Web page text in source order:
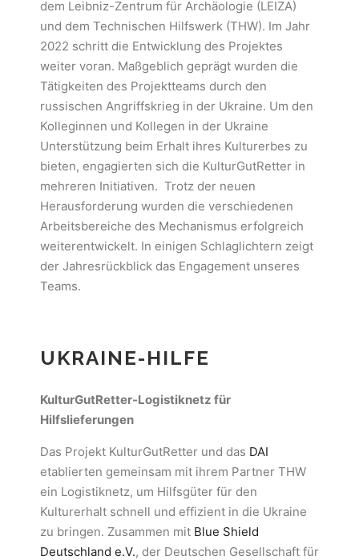
dem Leibniz-Zentrum für Archäologie (LEIZA)
und dem Technischen Hilfswerk (THW). Im Jahr
2022 schritt die Entwicklung des Projektes
weiter voran. Maßgeblich geprägt wurden die
Tätigkeiten des Projektteams durch den
russischen Angriffskrieg in der Ukraine. Um den
Kolleginnen und Kollegen in der Ukraine
Unterstützung beim Erhalt ihres Kulturerbes zu
bieten, engagierten sich die KulturGutRetter in
mehreren Initiativen. Trotz der neuen
Herausforderung wurden die verschiedenen
Arbeitsbereiche des Mechanismus erfolgreich
weiterentwickelt. In einigen Schlaglichtern zeigt
der Jahresrückblick das Engagement unseres
Teams.
UKRAINE-HILFE
KulturGutRetter-Logistiknetz für
Hilfslieferungen
Das Projekt KulturGutRetter und das DAI
etablierten gemeinsam mit ihrem Partner THW
ein Logistiknetz, um Hilfsgüter für den
Kulturerhalt schnell und effizient in die Ukraine
zu bringen. Zusammen mit Blue Shield
Deutschland e.V., der Deutschen Gesellschaft für